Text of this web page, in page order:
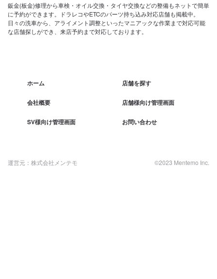
鈑金(板金)修理から車検・オイル交換・タイヤ交換などの整備もネットで簡単
に予約ができます。ドラレコやETCのパーツ持ち込み対応店舗も掲載中。
日々の洗車から、アライメント調整といったマニアックな作業まで対応可能
な店舗探しができ、来店予約まで対応しております。
ホーム 店舗を探す
会社概要 店舗様向け管理画面
SV様向け管理画面 お問い合わせ
運営元：株式会社メンテモ ©2023 Mentemo Inc.